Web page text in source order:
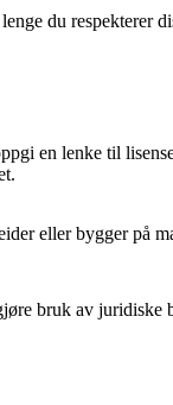
du respekterer
en lenke til
eller bygger på
bruk av juridiske